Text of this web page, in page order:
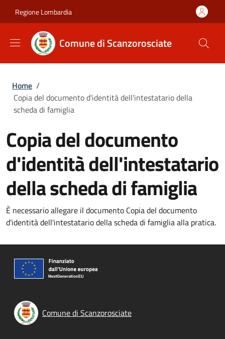
Regione Lombardia
Comune di Scanzorosciate
Briciole di pane
Home /
Copia del documento d'identità dell'intestatario della
scheda di famiglia
Copia del documento
d'identità dell'intestatario
della scheda di famiglia
È necessario allegare il documento Copia del documento
d'identità dell'intestatario della scheda di famiglia alla pratica.
Comune di Scanzorosciate